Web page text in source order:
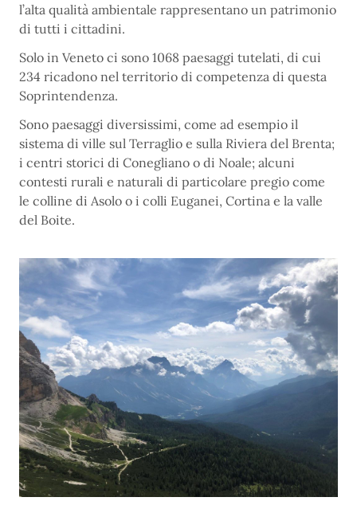
l’alta qualità ambientale rappresentano un patrimonio
di tutti i cittadini.
Solo in Veneto ci sono 1068 paesaggi tutelati, di cui
234 ricadono nel territorio di competenza di questa
Soprintendenza.
Sono paesaggi diversissimi, come ad esempio il
sistema di ville sul Terraglio e sulla Riviera del Brenta;
i centri storici di Conegliano o di Noale; alcuni
contesti rurali e naturali di particolare pregio come
le colline di Asolo o i colli Euganei, Cortina e la valle
del Boite.